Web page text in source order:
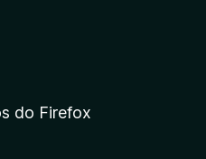
do Firefox